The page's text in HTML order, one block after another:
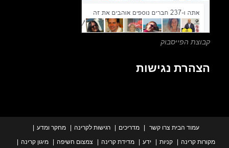
הפייסבוק
נגישות
עמוד הבית צרו קשר מדריכים רגישות לקרינה
מחקר ומדע
קרינה
קניות ידע מדידת קרינה צמצום חשיפה
מיגון קרינה